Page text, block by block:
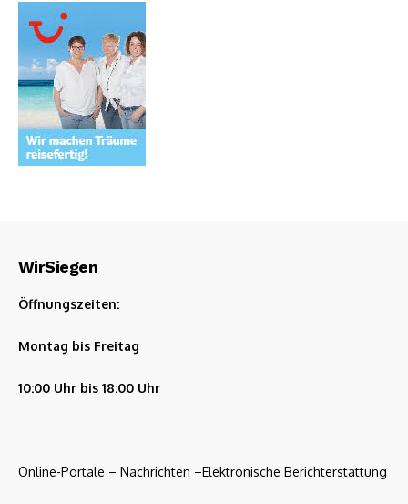
WirSiegen
Öffnungszeiten:
Montag bis Freitag
10:00 Uhr bis 18:00 Uhr
Online-Portale – Nachrichten –Elektronische Berichterstattung